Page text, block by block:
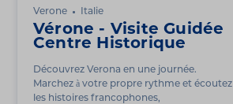
Verone Italie
Vérone - Visite Guidée
Centre Historique
Découvrez Verona en une journée.
Marchez à votre propre rythme et écoutez
les histoires francophones,